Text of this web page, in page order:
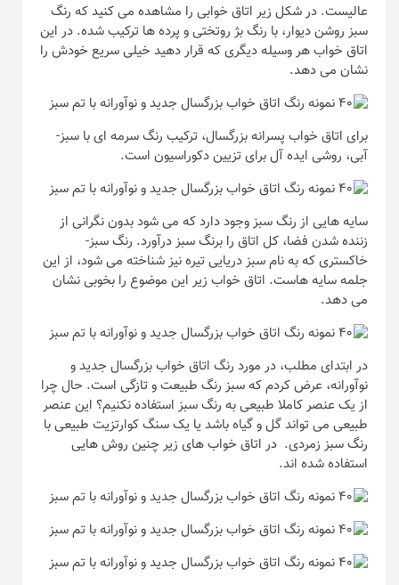
عالیست. در شکل زیر اتاق خوابی را مشاهده می کنید که رنگ
سبز روشن دیوار، با رنگ بژ روتختی و پرده ها ترکیب شده. در این
اتاق خواب هر وسیله دیگری که قرار دهید خیلی سریع خودش را
نشان می دهد.
برای اتاق خواب پسرانه بزرگسال، ترکیب رنگ سرمه ای با سبز-
آبی، روشی ایده آل برای تزیین دکوراسیون است.
سایه هایی از رنگ سبز وجود دارد که می شود بدون نگرانی از
زننده شدن فضا، کل اتاق را برنگ سبز درآورد. رنگ سبز-
خاکستری که به نام سبز دریایی تیره نیز شناخته می شود، از این
جلمه سایه هاست. اتاق خواب زیر این موضوع را بخوبی نشان
می دهد.
در ابتدای مطلب، در مورد رنگ اتاق خواب بزرگسال جدید و
نوآورانه، عرض کردم که سبز رنگ طبیعت و تازگی است. حال چرا
از یک عنصر کاملا طبیعی به رنگ سبز استفاده نکنیم؟ این عنصر
طبیعی می تواند گل و گیاه باشد یا یک سنگ کوارتزیت طبیعی با
رنگ سبز زمردی. در اتاق خواب های زیر چنین روش هایی
استفاده شده اند.